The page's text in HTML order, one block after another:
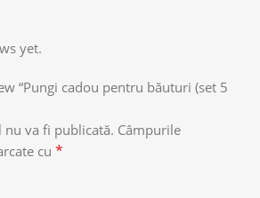
yet.
“Pungi cadou pentru băuturi (set 5
nu va fi publicată. Câmpurile
cu *